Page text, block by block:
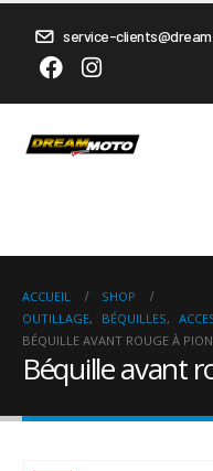
service-
ACCUEIL
SHOP
OUTILLAGE, BÉQUILLES,
BÉQUILLE AVANT ROUGE À
Béquille avant